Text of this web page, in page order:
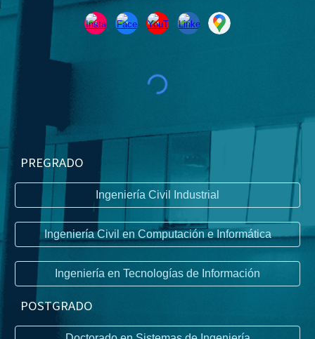
PREGRADO
Ingeniería Civil Industrial
Ingeniería Civil en Computación e Informática
Ingeniería en Tecnologías de Información
POSTGRADO